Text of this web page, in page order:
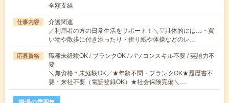
全額支給
仕事内容
介護関連
／利用者の方の日常生活をサポート！＼▽具体的には…・買
い物や散歩に付き添ったり・折り紙や体操などのレ…
応募資格
職種未経験OK / ブランクOK / パソコンスキル不要 / 英語力不
要
＼無資格＊未経験OK／★年齢不問・ブランクOK★履歴書不
要・来社不要（電話登録OK）★社会保険完備＼…